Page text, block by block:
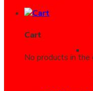
Cart
No products in the